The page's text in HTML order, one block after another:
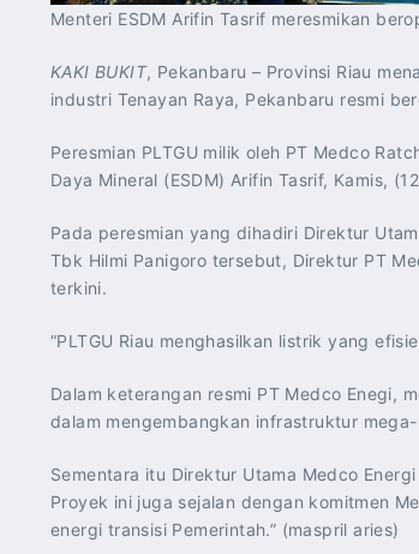
Menteri ESDM Arifin Tasrif meresmikan
KAKI BUKIT, Pekanbaru – Provinsi Riau
industri Tenayan Raya, Pekanbaru resmi
Peresmian PLTGU milik oleh PT Medco
Daya Mineral (ESDM) Arifin Tasrif, Kamis,
Pada peresmian yang dihadiri Direktur
Tbk Hilmi Panigoro tersebut, Direktur PT
terkini.
“PLTGU Riau menghasilkan listrik yang
Dalam keterangan resmi PT Medco Enegi,
dalam mengembangkan infrastruktur
Sementara itu Direktur Utama Medco
Proyek ini juga sejalan dengan komitmen
energi transisi Pemerintah.” (maspril aries)